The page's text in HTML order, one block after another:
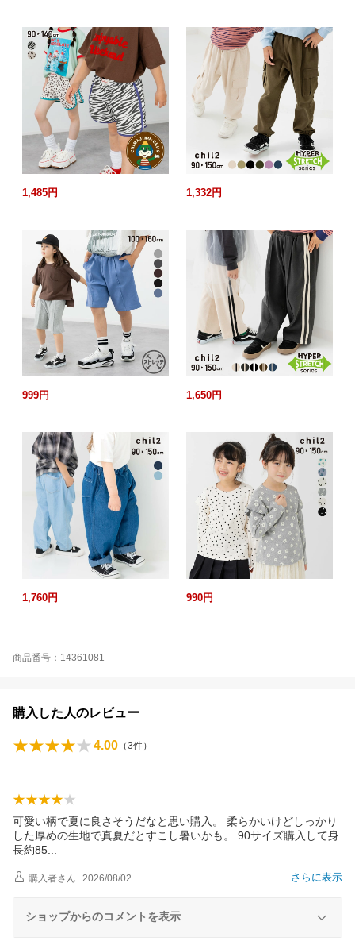
1,485円 1,332円
999円 1,650円
1,760円 990円
商品番号：14361081
購入した人のレビュー
4.00 （3件）
可愛い柄で夏に良さそうだなと思い購入。 柔らかいけどしっかり
した厚めの生地で真夏だとすこし暑いかも。 90サイズ購入して身
長約85
さらに表示
購入者さん 2026/08/02
ショップからのコメントを表示